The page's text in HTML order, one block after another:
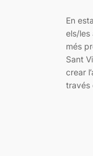
En
els/les
més
Sant
crear
través